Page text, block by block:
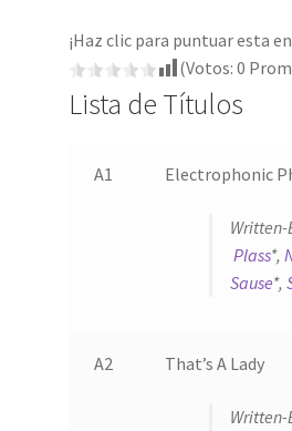
¡Haz clic para puntuar esta
(Votos: 0
Lista de Títulos
A1 Electrophonic
Written-
Plass*,
Sause*,
A2 That’s A Lady
Written-